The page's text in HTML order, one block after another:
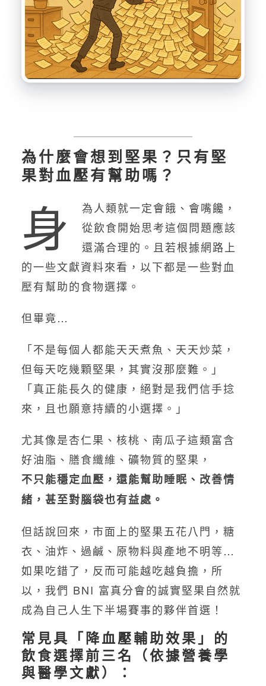
為什麼會想到堅果？只有堅
果對血壓有幫助嗎？
身
為人類就一定會餓、會嘴饞，
從飲食開始思考這個問題應該
還滿合理的。且若根據網路上
的一些文獻資料來看，以下都是一些對血
壓有幫助的食物選擇。
但畢竟…
「不是每個人都能天天煮魚、天天炒菜，
但每天吃幾顆堅果，其實沒那麼難。」
「真正能長久的健康，絕對是我們信手捻
來，且也願意持續的小選擇。」
尤其像是杏仁果、核桃、南瓜子這類富含
好油脂、膳食纖維、礦物質的堅果，
不只能穩定血壓，還能幫助睡眠、改善情
緒，甚至對腦袋也有益處。
但話說回來，市面上的堅果五花八門，糖
衣、油炸、過鹹、原物料與產地不明等…
如果吃錯了，反而可能越吃越負擔，所
以，我們 BNI 富真分會的誠實堅果自然就
成為自己人生下半場賽事的夥伴首選！
常見具「降血壓輔助效果」的
飲食選擇前三名（依據營養學
與醫學文獻）：